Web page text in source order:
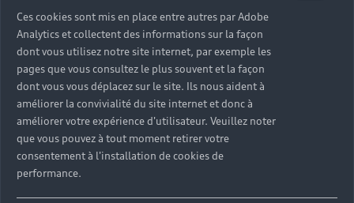
Trouvez votre Partenaire Audi près de chez vous
Trouvez votre Audi d’occasion par modèle et par
ville
Ces cookies sont mis en place entre autres par Adobe
Analytics et collectent des informations sur la façon
dont vous utilisez notre site internet, par exemple les
pages que vous consultez le plus souvent et la façon
dont vous vous déplacez sur le site. Ils nous aident à
améliorer la convivialité du site internet et donc à
améliorer votre expérience d'utilisateur. Veuillez noter
que vous pouvez à tout moment retirer votre
consentement à l'installation de cookies de
performance.